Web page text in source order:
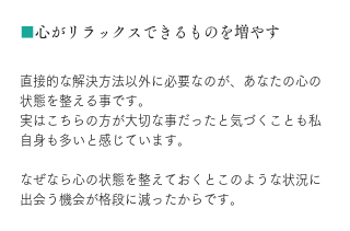
心がリラックスできるものを増やす
直接的な解決方法以外に必要なのが、あなたの心の
状態を整える事です。
実はこちらの方が大切な事だったと気づくことも私
自身も多いと感じています。
なぜなら心の状態を整えておくとこのような状況に
出会う機会が格段に減ったからです。